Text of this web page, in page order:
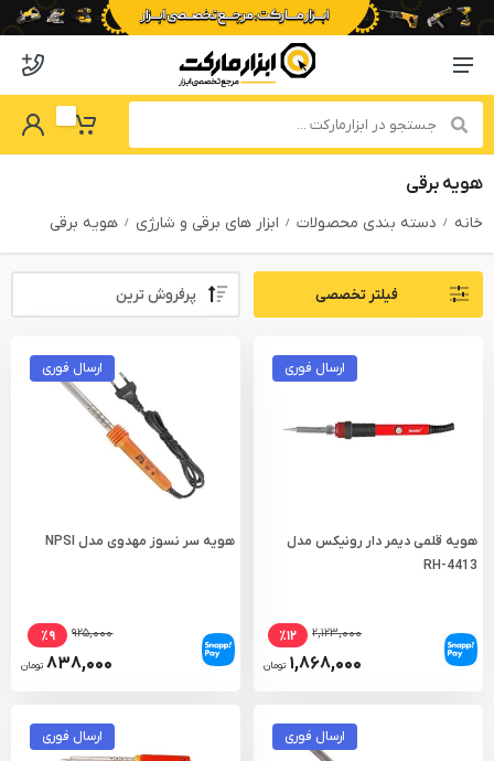
Menu Navigation
My Basket
Password
هویه برقی
خانه دسته بندی محصولات ابزار های برقی و شارژی هویه برقی
PRODUCTS FILTERفیلتر تخصصی
ارسال فوری
هویه قلمی دیمر دار رونیکس مدل
RH-4413
۲,۱۲۳,۰۰۰ ٪۱۲
۱,۸۶۸,۰۰۰ تومان
ارسال فوری
هویه سر نسوز مهدوی مدل NPSI
۹۲۵,۰۰۰ ٪۹
۸۳۸,۰۰۰ تومان
ارسال فوری ارسال فوری